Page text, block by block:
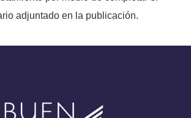
adjuntado en la publicación.